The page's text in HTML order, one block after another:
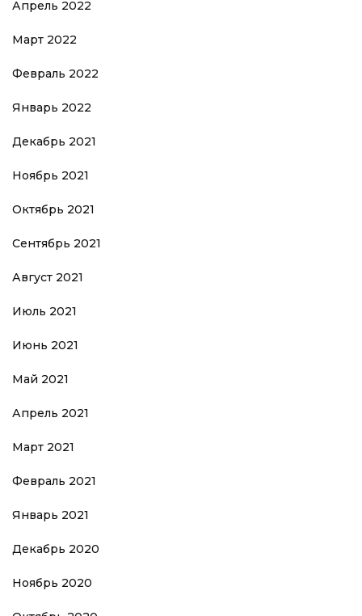
Апрель 2022
Март 2022
Февраль 2022
Январь 2022
Декабрь 2021
Ноябрь 2021
Октябрь 2021
Сентябрь 2021
Август 2021
Июль 2021
Июнь 2021
Май 2021
Апрель 2021
Март 2021
Февраль 2021
Январь 2021
Декабрь 2020
Ноябрь 2020